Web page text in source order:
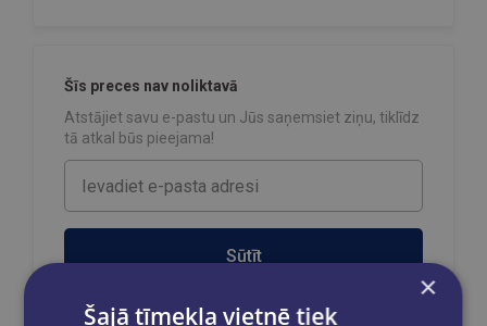
Šīs preces nav noliktavā
Atstājiet savu e-pastu un Jūs saņemsiet ziņu, tiklīdz
tā atkal būs pieejama!
Sūtīt
×
Šajā tīmekļa vietnē tiek